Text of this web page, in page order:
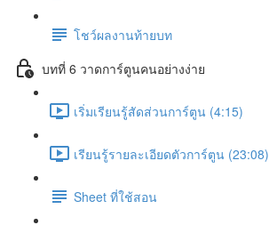
โชว์ผลงานท้ายบท
บทที่ 6 วาดการ์ตูนคนอย่างง่าย
เริ่มเรียนรู้สัดส่วนการ์ตูน (4:15)
เรียนรู้รายละเอียดตัวการ์ตูน (23:08)
Sheet ที่ใช้สอน